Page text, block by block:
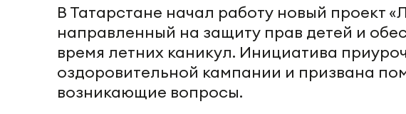
В Татарстане начал работу новый проект
направленный на защиту прав детей и
время летних каникул. Инициатива
оздоровительной кампании и призвана
возникающие вопросы.